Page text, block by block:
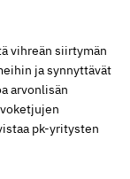
vihreän siirtymän
ja synnyttävät
arvonlisän
pk-yritysten